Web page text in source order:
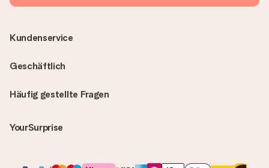
Häufig gestellte Fragen
YourSurprise
Kundenservice
Geschäftlich